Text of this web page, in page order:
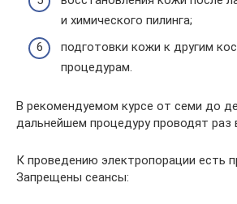
и химического пилинга;
подготовки кожи к другим
процедурам.
В рекомендуемом курсе от семи до
дальнейшем процедуру проводят раз
К проведению электропорации есть
Запрещены сеансы: